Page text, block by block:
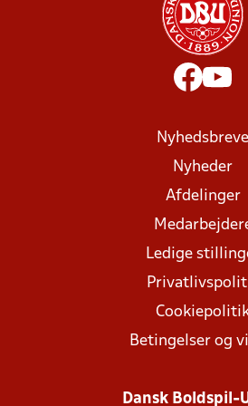
Nyhedsbreve
Nyheder
Afdelinger
Ledige
Betingelser og
Dansk Boldspil-